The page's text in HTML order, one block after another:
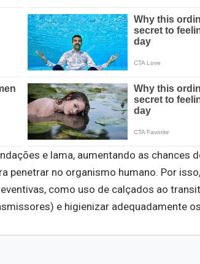
e lama, aumentando as chances
penetrar no organismo humano. Por
como uso de calçados ao
e higienizar adequadamente